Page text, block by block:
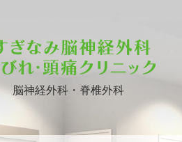
脳神経外科・脊椎外科